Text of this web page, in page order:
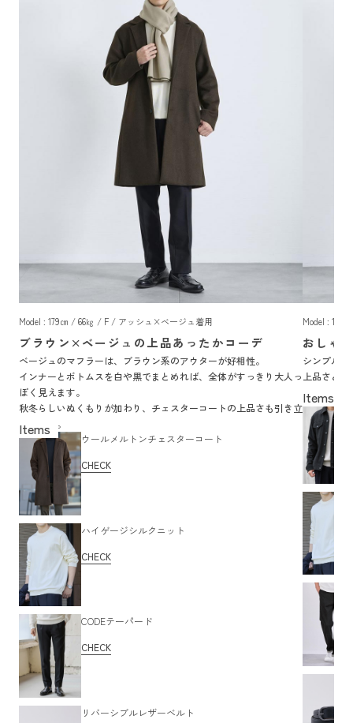
Model : 179㎝ / 66㎏ / F / アッシュ×ベージュ着用
ブラウン×ベージュの上品あったかコーデ
ベージュのマフラーは、ブラウン系のアウターが好相性。
インナーとボトムスを白や黒でまとめれば、全体がすっきり大人っ
ぽく見えます。
秋冬らしいぬくもりが加わり、チェスターコートの上品さも引き立
ちますよ。
ウールメルトンチェスターコート
CHECK
ハイゲージシルクニット
CHECK
CODEテーパード
CHECK
リバーシブルレザーベルト
Model : 179
おしゃ
シンプル
上品さと
首元に変